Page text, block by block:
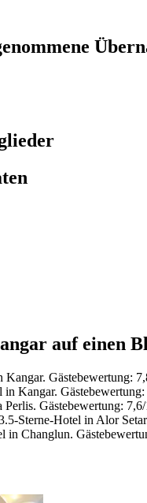
auf einen
Gästebewertung:
Kangar.
Gästebewertung:
Sterne-Hotel in Alor
in Changlun.